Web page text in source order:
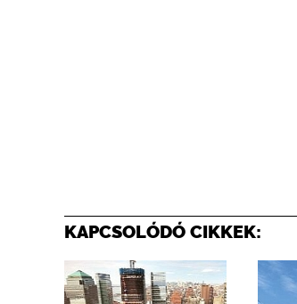
KAPCSOLÓDÓ CIKKEK: